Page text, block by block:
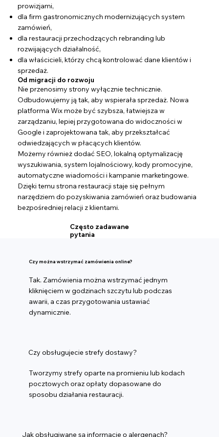
prowizjami,
dla firm gastronomicznych modernizujących system
zamówień,
dla restauracji przechodzących rebranding lub
rozwijających działalność,
dla właścicieli, którzy chcą kontrolować dane klientów i
sprzedaż.
Od migracji do rozwoju
Nie przenosimy strony wyłącznie technicznie.
Odbudowujemy ją tak, aby wspierała sprzedaż. Nowa
platforma Wix może być szybsza, łatwiejsza w
zarządzaniu, lepiej przygotowana do widoczności w
Google i zaprojektowana tak, aby przekształcać
odwiedzających w płacących klientów.
Możemy również dodać SEO, lokalną optymalizację
wyszukiwania, system lojalnościowy, kody promocyjne,
automatyczne wiadomości i kampanie marketingowe.
Dzięki temu strona restauracji staje się pełnym
narzędziem do pozyskiwania zamówień oraz budowania
bezpośredniej relacji z klientami.
Często zadawane
pytania
Czy można wstrzymać zamówienia online?
Tak. Zamówienia można wstrzymać jednym
kliknięciem w godzinach szczytu lub podczas
awarii, a czas przygotowania ustawiać
dynamicznie.
Czy obsługujecie strefy dostawy?
Tworzymy strefy oparte na promieniu lub kodach
pocztowych oraz opłaty dopasowane do
sposobu działania restauracji.
Jak obsługiwane są informacje o alergenach?